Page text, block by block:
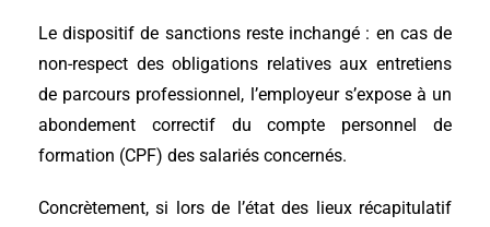
Le dispositif de sanctions reste inchangé : en cas de
non-respect des obligations relatives aux entretiens
de parcours professionnel, l’employeur s’expose à un
abondement correctif du compte personnel de
formation (CPF) des salariés concernés.
Concrètement, si lors de l’état des lieux récapitulatif